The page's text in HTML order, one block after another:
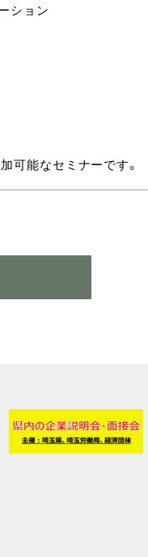
ション
可能なセミナーです。